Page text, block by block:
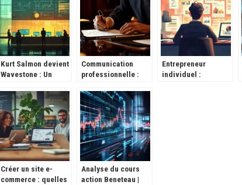
communication
traditionnels
alsaciens
Plastics : analyse
des synergies
attendues
Kurt Salmon devient
Wavestone : Un
Conseil en
Assurance Digitale
Communication
professionnelle :
rediger une lettre de
non-renouvellement
avec tact
Entrepreneur
individuel :
Créer un site e-
commerce : quelles
Analyse du cours
action Beneteau |